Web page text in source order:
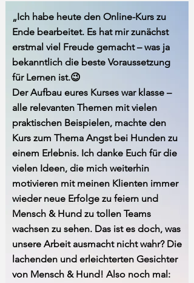
„Ich habe heute den Online-Kurs zu
Ende bearbeitet. Es hat mir zunächst
erstmal viel Freude gemacht – was ja
bekanntlich die beste Voraussetzung
für Lernen ist.😉
Der Aufbau eures Kurses war klasse –
alle relevanten Themen mit vielen
praktischen Beispielen, machte den
Kurs zum Thema Angst bei Hunden zu
einem Erlebnis. Ich danke Euch für die
vielen Ideen, die mich weiterhin
motivieren mit meinen Klienten immer
wieder neue Erfolge zu feiern und
Mensch & Hund zu tollen Teams
wachsen zu sehen. Das ist es doch, was
unsere Arbeit ausmacht nicht wahr? Die
lachenden und erleichterten Gesichter
von Mensch & Hund! Also noch mal: